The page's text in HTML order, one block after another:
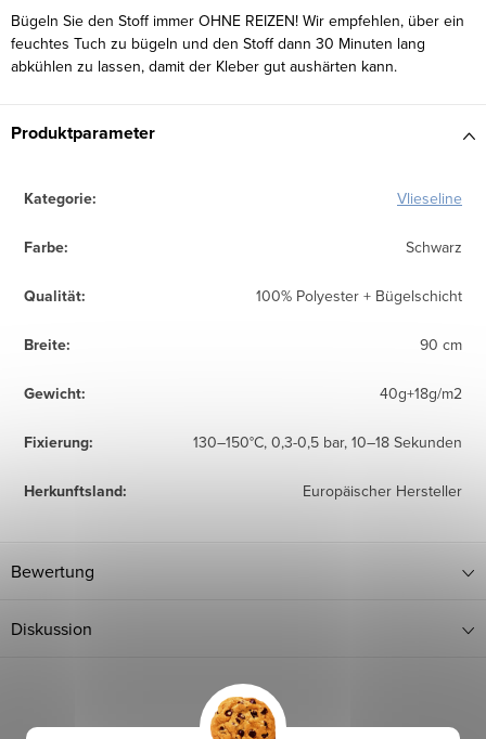
Bügeln Sie den Stoff immer OHNE REIZEN! Wir empfehlen, über ein
feuchtes Tuch zu bügeln und den Stoff dann 30 Minuten lang
abkühlen zu lassen, damit der Kleber gut aushärten kann.
Produktparameter
Kategorie: Vlieseline
Farbe: Schwarz
Qualität: 100% Polyester + Bügelschicht
Breite: 90 cm
Gewicht: 40g+18g/m2
Fixierung: 130–150°C, 0,3-0,5 bar, 10–18 Sekunden
Herkunftsland: Europäischer Hersteller
Bewertung
Diskussion